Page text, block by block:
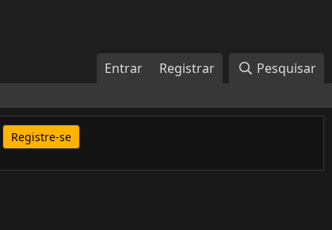
Entrar Registrar Pesquisar
Registre-se